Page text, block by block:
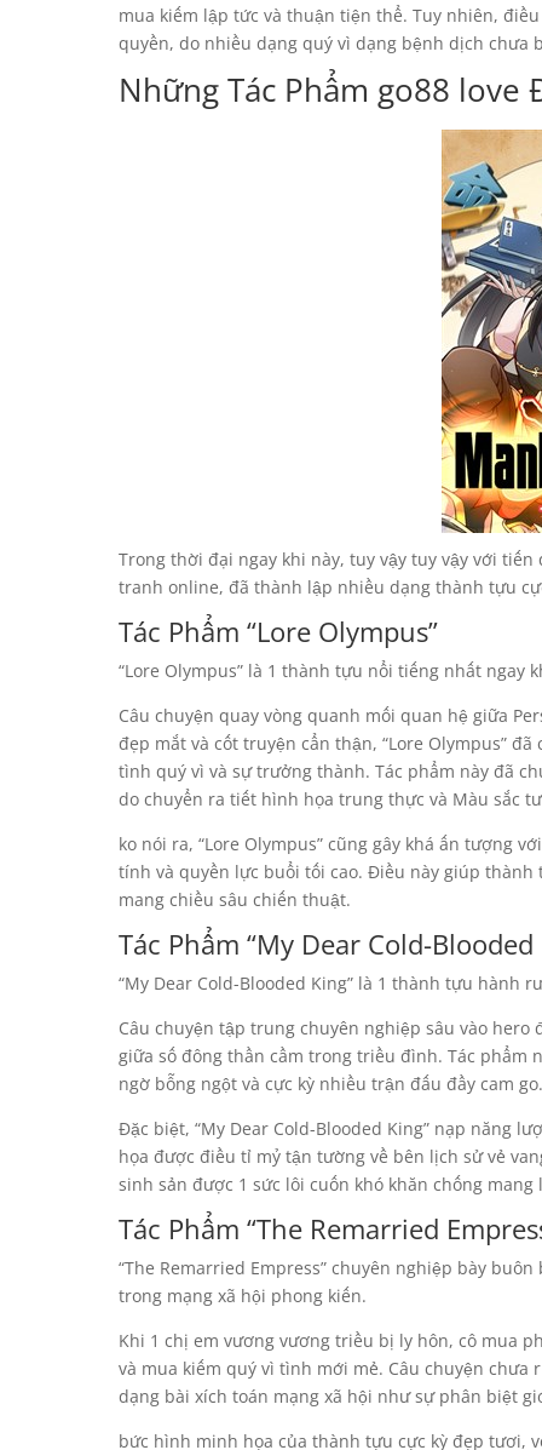
mua kiếm lập tức và thuận tiện thể. Tuy nhiên,
quyền, do nhiều dạng quý vì dạng bệnh dịch chưa
Những Tác Phẩm go88 love
Trong thời đại ngay khi này, tuy vậy tuy vậy với
tranh online, đã thành lập nhiều dạng thành tựu
Tác Phẩm “Lore Olympus”
“Lore Olympus” là 1 thành tựu nổi tiếng nhất ngay
Câu chuyện quay vòng quanh mối quan hệ giữa
đẹp mắt và cốt truyện cẩn thận, “Lore Olympus”
tình quý vì và sự trưởng thành. Tác phẩm này đã
do chuyển ra tiết hình họa trung thực và Màu sắc
ko nói ra, “Lore Olympus” cũng gây khá ấn tượng
tính và quyền lực buổi tối cao. Điều này giúp
mang chiều sâu chiến thuật.
Tác Phẩm “My Dear Cold-Blooded
“My Dear Cold-Blooded King” là 1 thành tựu hành
Câu chuyện tập trung chuyên nghiệp sâu vào
giữa số đông thần cầm trong triều đình. Tác phẩm
ngờ bỗng ngột và cực kỳ nhiều trận đấu đầy cam go.
Đặc biệt, “My Dear Cold-Blooded King” nạp năng
họa được điều tỉ mỷ tận tường về bên lịch sử vẻ
sinh sản được 1 sức lôi cuốn khó khăn chống
Tác Phẩm “The Remarried
“The Remarried Empress” chuyên nghiệp bày
trong mạng xã hội phong kiến.
Khi 1 chị em vương vương triều bị ly hôn, cô mua
và mua kiếm quý vì tình mới mẻ. Câu chuyện
dạng bài xích toán mạng xã hội như sự phân biệt
bức hình minh họa của thành tựu cực kỳ đẹp tươi,